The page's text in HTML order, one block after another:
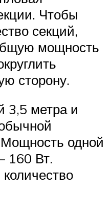
Чтобы
секций,
мощность
сторону.
3,5 метра и
одной
160 Вт.